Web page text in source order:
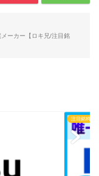
ーカー【ロキ兄/注目銘
注目銘柄